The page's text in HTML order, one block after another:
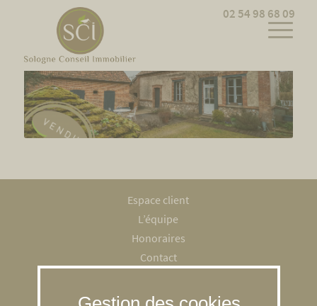
02 54 98 68 09
Espace client
L’équipe
Honoraires
Contact
Mentions légales
Cookies management panel